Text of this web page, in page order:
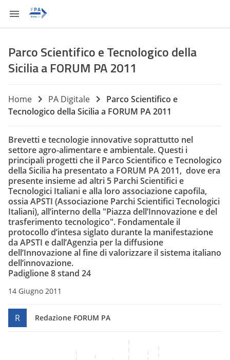
Parco Scientifico e Tecnologico della
Sicilia a FORUM PA 2011
Home PA Digitale
Parco Scientifico e
Tecnologico della Sicilia a FORUM PA 2011
Brevetti e tecnologie innovative soprattutto nel
settore agro-alimentare e ambientale. Questi i
principali progetti che il Parco Scientifico e Tecnologico
della Sicilia ha presentato a FORUM PA 2011, dove era
presente insieme ad altri 5 Parchi Scientifici e
Tecnologici Italiani e alla loro associazione capofila,
ossia APSTI (Associazione Parchi Scientifici Tecnologici
Italiani), all’interno della "Piazza dell’Innovazione e del
trasferimento tecnologico". Fondamentale il
protocollo d’intesa siglato durante la manifestazione
da APSTI e dall’Agenzia per la diffusione
dell’Innovazione al fine di valorizzare il sistema italiano
dell’innovazione.
Padiglione 8 stand 24
14 Giugno 2011
R Redazione FORUM PA